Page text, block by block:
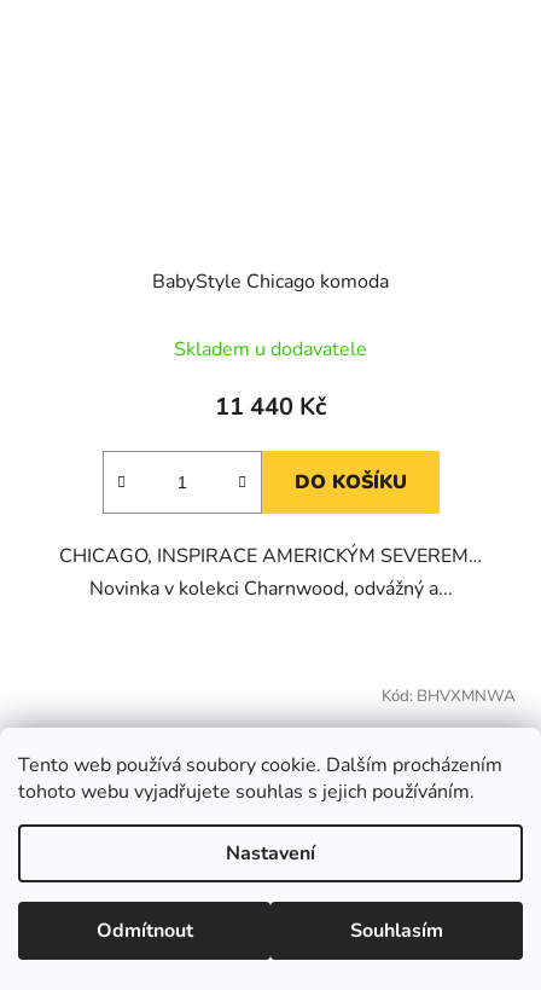
Tento web používá soubory cookie. Dalším procházením
tohoto webu vyjadřujete souhlas s jejich používáním.
Nastavení
Odmítnout Souhlasím
BabyStyle Chicago komoda
Skladem u dodavatele
11 440 Kč
DO KOŠÍKU
CHICAGO, INSPIRACE AMERICKÝM SEVEREM…
Novinka v kolekci Charnwood, odvážný a...
Kód: BHVXMNWA